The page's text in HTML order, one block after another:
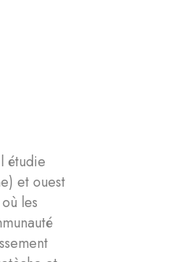
étudie
et ouest
les